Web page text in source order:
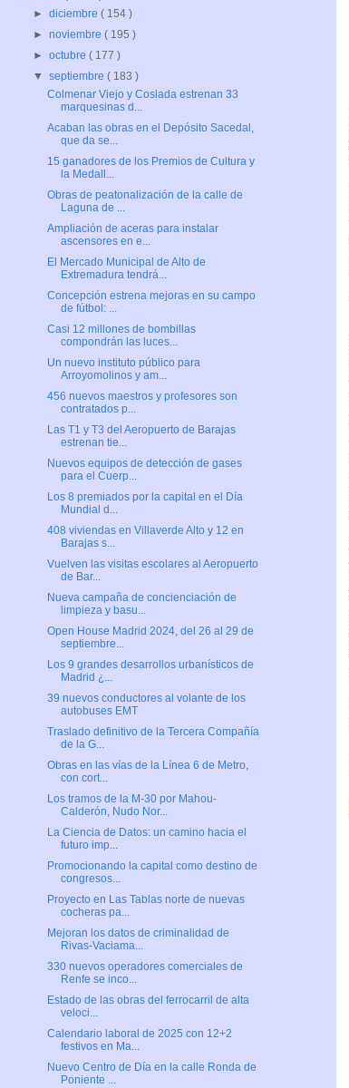
►diciembre( 154 )
►noviembre( 195 )
►octubre( 177 )
▼septiembre( 183 )
Colmenar Viejo y Coslada estrenan 33
marquesinas d...
Acaban las obras en el Depósito Sacedal,
que da se...
15 ganadores de los Premios de Cultura y
la Medall...
Obras de peatonalización de la calle de
Laguna de ...
Ampliación de aceras para instalar
ascensores en e...
El Mercado Municipal de Alto de
Extremadura tendrá...
Concepción estrena mejoras en su campo
de fútbol: ...
Casi 12 millones de bombillas
compondrán las luces...
Un nuevo instituto público para
Arroyomolinos y am...
456 nuevos maestros y profesores son
contratados p...
Las T1 y T3 del Aeropuerto de Barajas
estrenan tie...
Nuevos equipos de detección de gases
para el Cuerp...
Los 8 premiados por la capital en el Día
Mundial d...
408 viviendas en Villaverde Alto y 12 en
Barajas s...
Vuelven las visitas escolares al Aeropuerto
de Bar...
Nueva campaña de concienciación de
limpieza y basu...
Open House Madrid 2024, del 26 al 29 de
septiembre...
Los 9 grandes desarrollos urbanísticos de
Madrid ¿...
39 nuevos conductores al volante de los
autobuses EMT
Traslado definitivo de la Tercera Compañía
de la G...
Obras en las vías de la Línea 6 de Metro,
con cort...
Los tramos de la M-30 por Mahou-
Calderón, Nudo Nor...
La Ciencia de Datos: un camino hacia el
futuro imp...
Promocionando la capital como destino de
congresos...
Proyecto en Las Tablas norte de nuevas
cocheras pa...
Mejoran los datos de criminalidad de
Rivas-Vaciama...
330 nuevos operadores comerciales de
Renfe se inco...
Estado de las obras del ferrocarril de alta
veloci...
Calendario laboral de 2025 con 12+2
festivos en Ma...
Nuevo Centro de Día en la calle Ronda de
Poniente ...